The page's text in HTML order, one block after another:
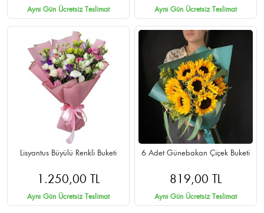
Aynı Gün Ücretsiz Teslimat Aynı Gün Ücretsiz Teslimat
Lisyantus Büyülü Renkli Buketi
1.250,00 TL
Aynı Gün Ücretsiz Teslimat
6 Adet Günebakan Çiçek Buketi
819,00 TL
Aynı Gün Ücretsiz Teslimat